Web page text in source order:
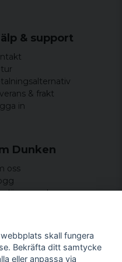
& support
& frakt
in
Dunken
oss
och
skall fungera
Bekräfta ditt samtycke
eller anpassa via